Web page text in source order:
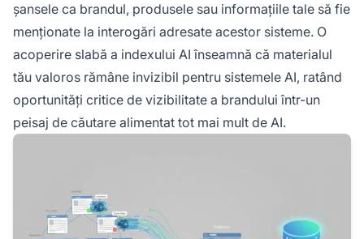
șansele ca brandul, produsele sau informațiile tale să fie
menționate la interogări adresate acestor sisteme. O
acoperire slabă a indexului AI înseamnă că materialul
tău valoros rămâne invizibil pentru sistemele AI, ratând
oportunități critice de vizibilitate a brandului într-un
peisaj de căutare alimentat tot mai mult de AI.